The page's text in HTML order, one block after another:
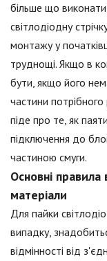
більше що
світлодіодну
монтажу у
труднощі. Якщо в
бути, якщо його
частини потрібного
піде про те, як
підключення до
частиною смуги.
Основні правила
матеріали
Для пайки
випадку,
відмінності від